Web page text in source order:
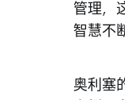
管理，
智慧不
奥利塞